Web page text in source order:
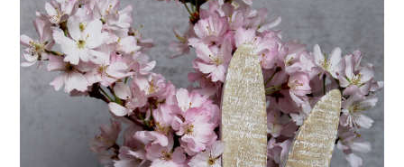
Schuljahr 2022/23
Schuljahr 2021/22
Schuljahr 2020/21
Schuljahr 2019/20